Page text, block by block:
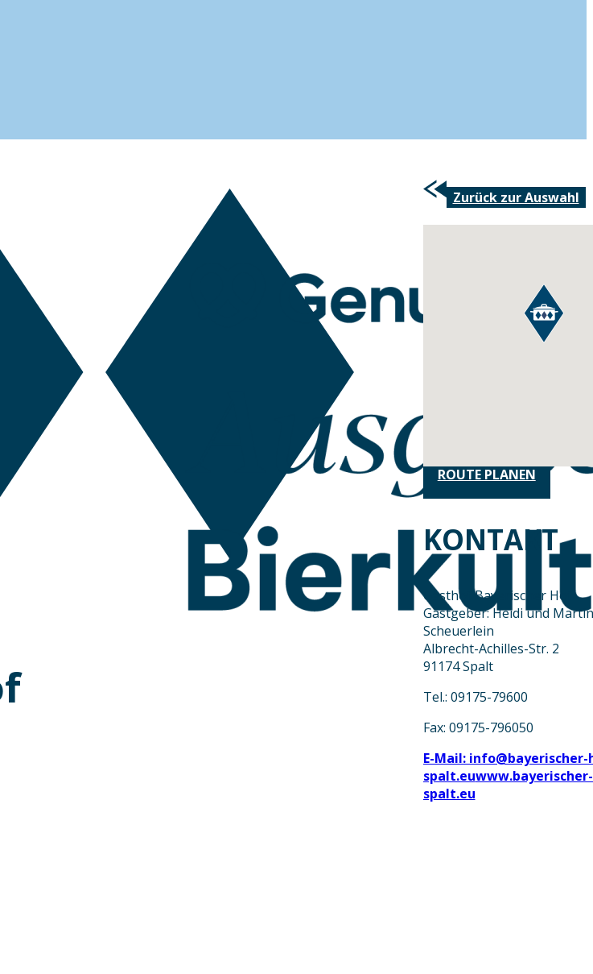
Zurück zur Auswahl
ROUTE PLANEN
KONTAKT
Gasthof Bayerischer Hof
Gastgeber: Heidi und Martin
Scheuerlein
Albrecht-Achilles-Str. 2
91174 Spalt
Tel.: 09175-79600
Fax: 09175-796050
E-Mail:
spalt.eu
spalt.eu